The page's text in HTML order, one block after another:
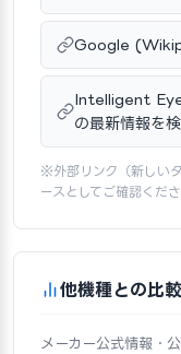
Google
Intelligent
の最新情報を
※外部リンク（新しい
ースとしてご確認くださ
他機種との比
メーカー公式情報・